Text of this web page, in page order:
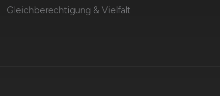
Gleichberechtigung & Vielfalt